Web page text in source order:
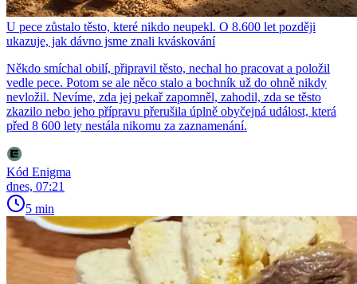
U pece zůstalo těsto, které nikdo neupekl. O 8.600 let později
ukazuje, jak dávno jsme znali kváskování
Někdo smíchal obilí, připravil těsto, nechal ho pracovat a položil
vedle pece. Potom se ale něco stalo a bochník už do ohně nikdy
nevložil. Nevíme, zda jej pekař zapomněl, zahodil, zda se těsto
zkazilo nebo jeho přípravu přerušila úplně obyčejná událost, která
před 8 600 lety nestála nikomu za zaznamenání.
Kód Enigma
dnes, 07:21
5 min